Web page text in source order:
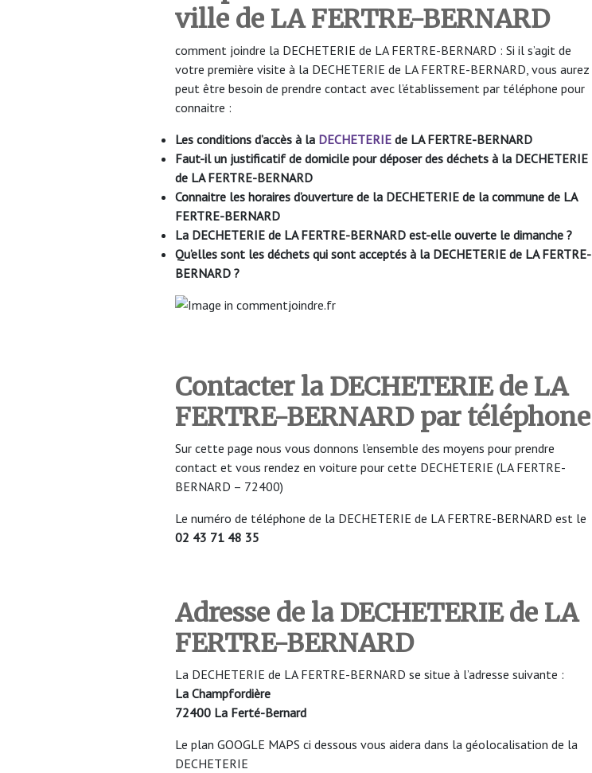
ville de LA FERTRE-BERNARD
comment joindre la DECHETERIE de LA FERTRE-BERNARD : Si il s’agit de
votre première visite à la DECHETERIE de LA FERTRE-BERNARD, vous aurez
peut être besoin de prendre contact avec l’établissement par téléphone pour
connaitre :
Les conditions d’accès à la DECHETERIE de LA FERTRE-BERNARD
Faut-il un justificatif de domicile pour déposer des déchets à la DECHETERIE
de LA FERTRE-BERNARD
Connaitre les horaires d’ouverture de la DECHETERIE de la commune de LA
FERTRE-BERNARD
La DECHETERIE de LA FERTRE-BERNARD est-elle ouverte le dimanche ?
Qu’elles sont les déchets qui sont acceptés à la DECHETERIE de LA FERTRE-
BERNARD ?
Contacter la DECHETERIE de LA
FERTRE-BERNARD par téléphone
Sur cette page nous vous donnons l’ensemble des moyens pour prendre
contact et vous rendez en voiture pour cette DECHETERIE (LA FERTRE-
BERNARD – 72400)
Le numéro de téléphone de la DECHETERIE de LA FERTRE-BERNARD est le
02 43 71 48 35
Adresse de la DECHETERIE de LA
FERTRE-BERNARD
La DECHETERIE de LA FERTRE-BERNARD se situe à l’adresse suivante :
La Champfordière
72400 La Ferté-Bernard
Le plan GOOGLE MAPS ci dessous vous aidera dans la géolocalisation de la
DECHETERIE